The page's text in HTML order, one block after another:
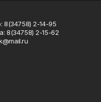
8(34758) 2-14-95
8(34758) 2-15-62